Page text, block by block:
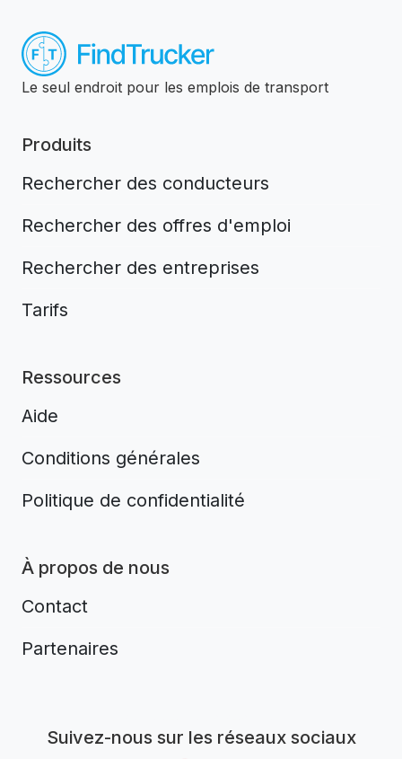
Le seul endroit pour les emplois de transport
Produits
Rechercher des conducteurs
Rechercher des offres d'emploi
Rechercher des entreprises
Tarifs
Ressources
Aide
Conditions générales
Politique de confidentialité
À propos de nous
Contact
Partenaires
Suivez-nous sur les réseaux sociaux